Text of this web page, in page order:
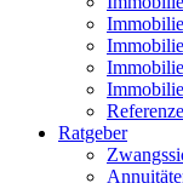
Ratgeber